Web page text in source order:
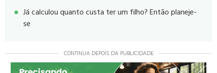
Já calculou quanto custa ter um filho? Então planeje-
se
CONTINUA DEPOIS DA PUBLICIDADE